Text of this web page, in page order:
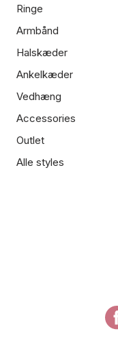
Ringe
Armbånd
Halskæder
Ankelkæder
Vedhæng
Accessories
Outlet
Alle styles